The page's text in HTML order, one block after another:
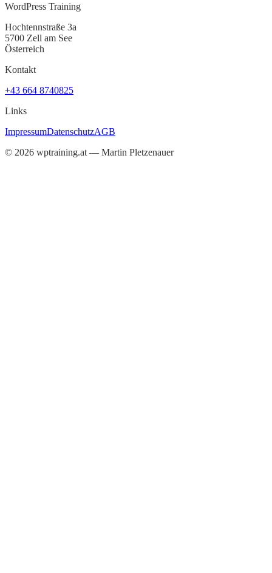
WordPress Training
Hochtennstraße 3a
5700 Zell am See
Österreich
Kontakt
+43 664 8740825
Links
ImpressumDatenschutzAGB
© 2026 wptraining.at — Martin Pletzenauer